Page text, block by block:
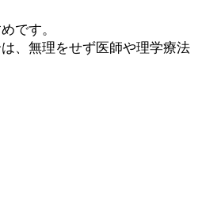
です。
、無理をせず医師や理学療法